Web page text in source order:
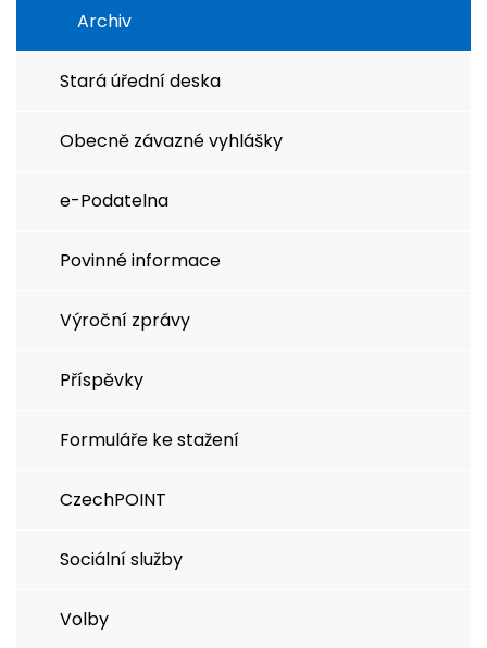
Archiv
Stará úřední deska
Obecně závazné vyhlášky
e-Podatelna
Povinné informace
Výroční zprávy
Příspěvky
Formuláře ke stažení
CzechPOINT
Sociální služby
Volby